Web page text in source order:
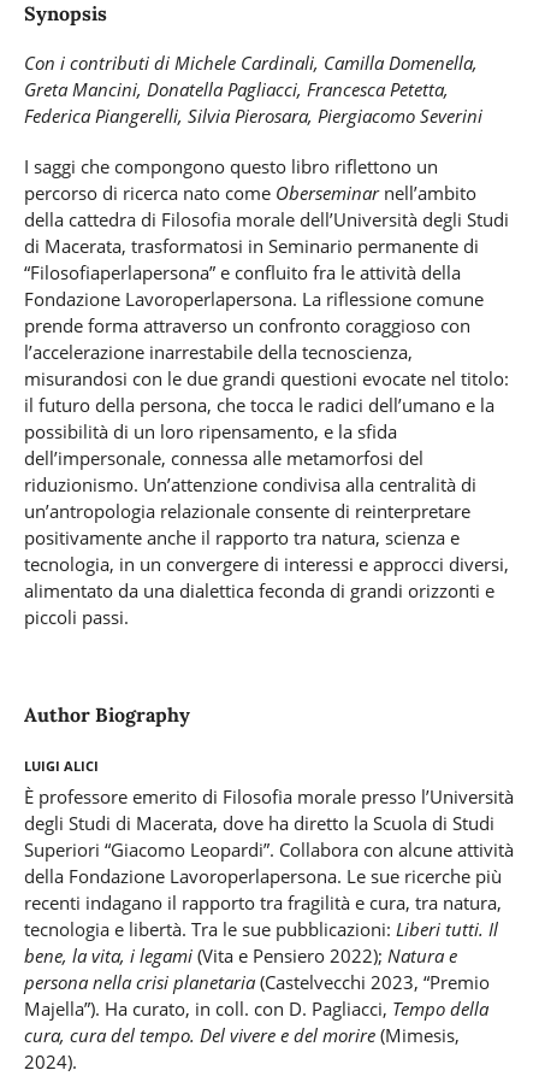
Synopsis
Con i contributi di Michele Cardinali, Camilla Domenella,
Greta Mancini, Donatella Pagliacci, Francesca Petetta,
Federica Piangerelli, Silvia Pierosara, Piergiacomo Severini
I saggi che compongono questo libro riflettono un
percorso di ricerca nato come Oberseminarnell’ambito
della cattedra di Filosofia morale dell’Università degli Studi
di Macerata, trasformatosi in Seminario permanente di
“Filosofiaperlapersona” e confluito fra le attività della
Fondazione Lavoroperlapersona. La riflessione comune
prende forma attraverso un confronto coraggioso con
l’accelerazione inarrestabile della tecnoscienza,
misurandosi con le due grandi questioni evocate nel titolo:
il futuro della persona, che tocca le radici dell’umano e la
possibilità di un loro ripensamento, e la sfida
dell’impersonale, connessa alle metamorfosi del
riduzionismo. Un’attenzione condivisa alla centralità di
un’antropologia relazionale consente di reinterpretare
positivamente anche il rapporto tra natura, scienza e
tecnologia, in un convergere di interessi e approcci diversi,
alimentato da una dialettica feconda di grandi orizzonti e
piccoli passi.
Author Biography
Luigi Alici
È professore emerito di Filosofia morale presso l’Università
degli Studi di Macerata, dove ha diretto la Scuola di Studi
Superiori “Giacomo Leopardi”. Collabora con alcune attività
della Fondazione Lavoroperlapersona. Le sue ricerche più
recenti indagano il rapporto tra fragilità e cura, tra natura,
tecnologia e libertà. Tra le sue pubblicazioni: Liberi tutti. Il
bene, la vita, i legami(Vita e Pensiero 2022); Natura e
persona nella crisi planetaria(Castelvecchi 2023, “Premio
Majella”). Ha curato, in coll. con D. Pagliacci, Tempo della
cura, cura del tempo. Del vivere e del morire(Mimesis,
2024).